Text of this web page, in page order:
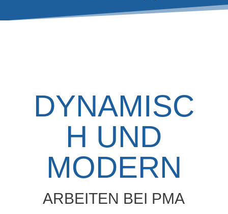
DYNAMISC
H UND
MODERN
ARBEITEN BEI PMA